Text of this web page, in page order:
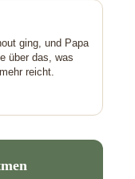
ging, und Papa
über das, was
reicht.